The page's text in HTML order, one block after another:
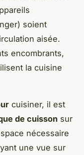
soient
aisée.
encombrants,
la cuisine
cuisiner, il est
de cuisson sur
nécessaire
une vue sur